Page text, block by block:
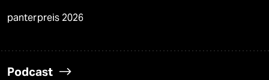
panterpreis 2026
Podcast